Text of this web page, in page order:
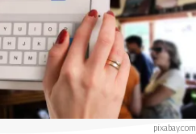
pixabay.com